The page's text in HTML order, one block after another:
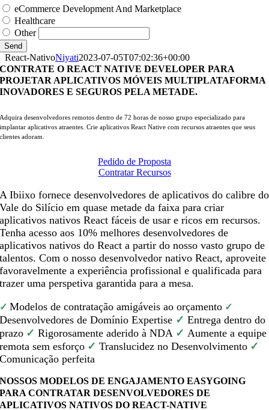
eCommerce Development And Marketplace
Healthcare
Other
Send
React-NativoNiyati2023-07-05T07:02:36+00:00
CONTRATE O REACT NATIVE DEVELOPER PARA
PROJETAR APLICATIVOS MÓVEIS MULTIPLATAFORMA
INOVADORES E SEGUROS PELA METADE.
Adquira desenvolvedores remotos dentro de 72 horas de nosso grupo especializado para
implantar aplicativos atraentes. Crie aplicativos React Native com recursos atraentes que seus
clientes adoram.
Pedido de Proposta
Contratar Recursos
A Ibiixo fornece desenvolvedores de aplicativos do calibre do
Vale do Silício em quase metade da faixa para criar
aplicativos nativos React fáceis de usar e ricos em recursos.
Tenha acesso aos 10% melhores desenvolvedores de
aplicativos nativos do React a partir do nosso vasto grupo de
talentos. Com o nosso desenvolvedor nativo React, aproveite
favoravelmente a experiência profissional e qualificada para
trazer uma perspetiva garantida para a mesa.
✓ Modelos de contratação amigáveis ao orçamento ✓
Desenvolvedores de Domínio Expertise ✓ Entrega dentro do
prazo ✓ Rigorosamente aderido à NDA ✓ Aumente a equipe
remota sem esforço ✓ Translucidez no Desenvolvimento ✓
Comunicação perfeita
NOSSOS MODELOS DE ENGAJAMENTO EASYGOING
PARA CONTRATAR DESENVOLVEDORES DE
APLICATIVOS NATIVOS DO REACT-NATIVE